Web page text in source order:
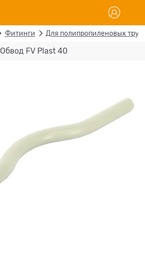
Фитинги Для полипропиленовых труб
Обвод FV Plast 40